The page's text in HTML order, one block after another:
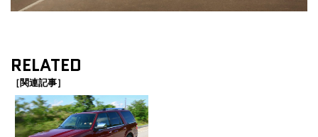
RELATED
［関連記事］